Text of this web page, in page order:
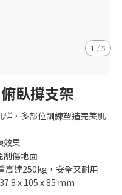
1 /5
臥撐支架
，多部位訓練塑造完美肌
效果
刮傷地面
高達250kg，安全又耐用
x 105 x 85 mm